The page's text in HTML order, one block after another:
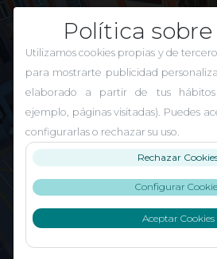
Política
Utilizamos cookies propias y de
para mostrarte publicidad
elaborado a partir de tus
ejemplo, páginas visitadas). Puedes
configurarlas o rechazar su uso.
Rechazar
Configurar
Aceptar Cookies
El Carmen